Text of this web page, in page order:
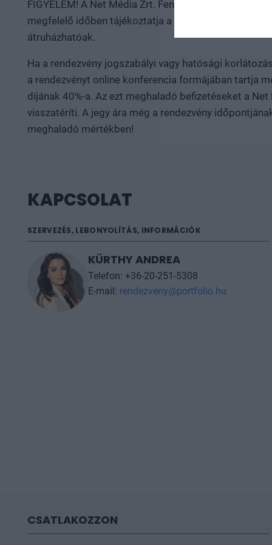
FIGYELEM! A Net Média Zrt. Fenntartja a jogot a
megfelelő időben tájékoztatja a jegyvásárlókat. A
átruházhatóak.
Ha a rendezvény jogszabályi vagy hatósági
a rendezvényt online konferencia formájában tartja
díjának 40%-a. Az ezt meghaladó befizetéseket a
visszatéríti. A jegy ára még a rendezvény
meghaladó mértékben!
KAPCSOLAT
SZERVEZÉS, LEBONYOLÍTÁS, INFORMÁCIÓK
KÜRTHY ANDREA
Telefon: +36-20-251-5308
E-mail: rendezveny@portfolio.hu
CSATLAKOZZON